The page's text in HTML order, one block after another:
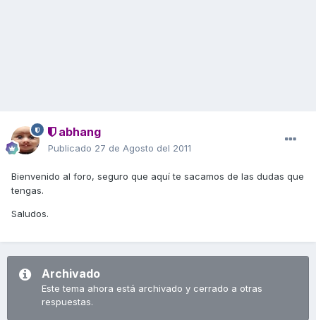
abhang
Publicado 27 de Agosto del 2011
Bienvenido al foro, seguro que aquí te sacamos de las dudas que
tengas.
Saludos.
Archivado
Este tema ahora está archivado y cerrado a otras
respuestas.